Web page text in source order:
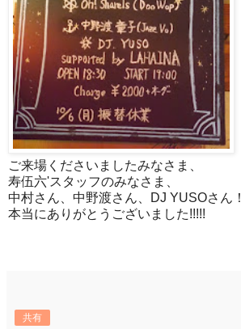
ご来場くださいましたみなさま、
寿伍六'スタッフのみなさま、
中村さん、中野渡さん、DJ YUSOさん！
本当にありがとうございました!!!!!
共有